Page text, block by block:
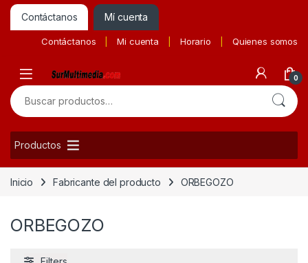
Contáctanos Mí cuenta
Contáctanos Mi cuenta Horario Quienes somos
0
Buscar por:
Productos
Inicio Fabricante del producto ORBEGOZO
ORBEGOZO